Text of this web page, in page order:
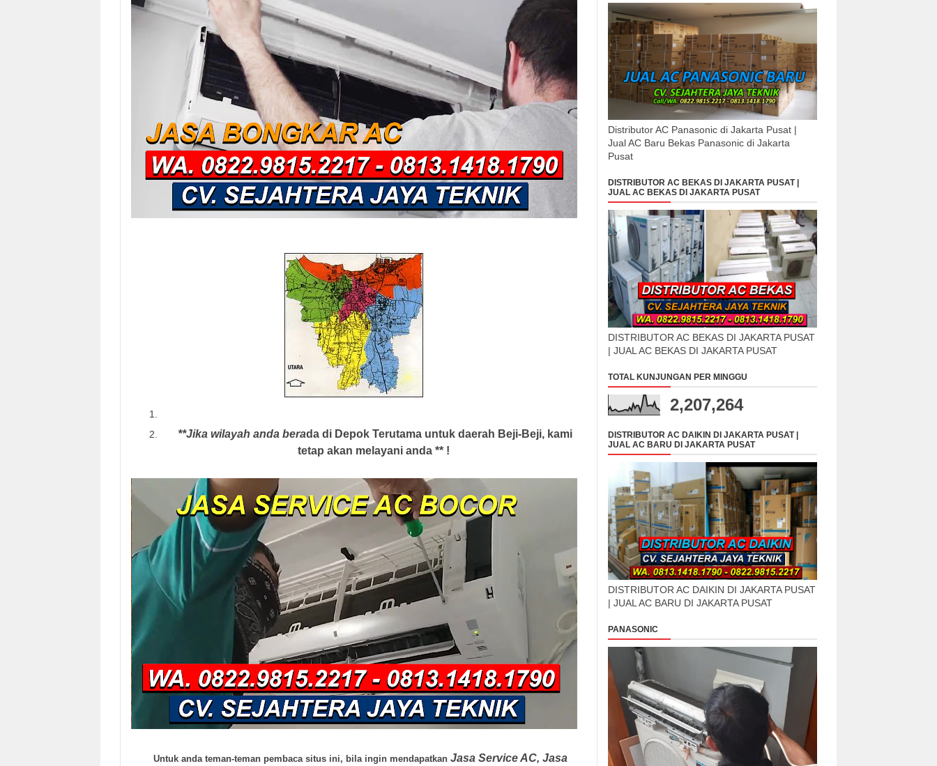
**Jika wilayah anda berada di Depok Terutama untuk daerah Beji-Beji, kami
tetap akan melayani anda ** !
Untuk anda teman-teman pembaca situs ini, bila ingin mendapatkan Jasa Service AC, Jasa
Distributor AC Panasonic di Jakarta Pusat |
Jual AC Baru Bekas Panasonic di Jakarta
Pusat
DISTRIBUTOR AC BEKAS DI JAKARTA PUSAT |
JUAL AC BEKAS DI JAKARTA PUSAT
DISTRIBUTOR AC BEKAS DI JAKARTA PUSAT
| JUAL AC BEKAS DI JAKARTA PUSAT
TOTAL KUNJUNGAN PER MINGGU
2,207,264
DISTRIBUTOR AC DAIKIN DI JAKARTA PUSAT |
JUAL AC BARU DI JAKARTA PUSAT
DISTRIBUTOR AC DAIKIN DI JAKARTA PUSAT
| JUAL AC BARU DI JAKARTA PUSAT
PANASONIC